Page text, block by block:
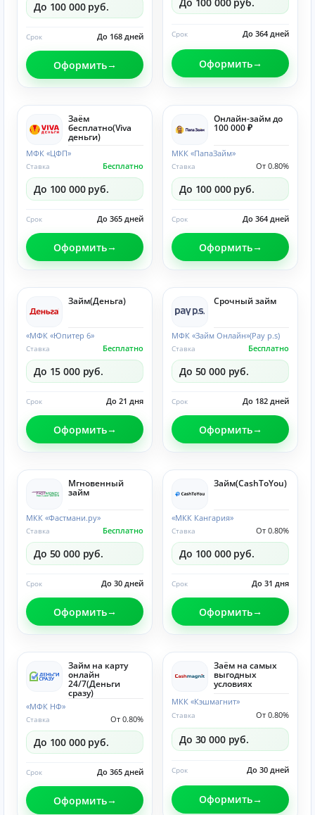
До 100 000 руб.
До 168 дней
Срок
Оформить
До 364 дней
Срок
Оформить
Заём
бесплатно(Viva
деньги)
МФК «ЦФП»
Бесплатно
Ставка
До 100 000 руб.
До 365 дней
Срок
Оформить
Онлайн-займ до
100 000 ₽
МКК «ПапаЗайм»
От 0.80%
Ставка
До 100 000 руб.
До 364 дней
Срок
Оформить
Займ(Деньга)
«МФК «Юпитер 6»
Бесплатно
Ставка
До 15 000 руб.
До 21 дня
Срок
Оформить
Срочный займ
МФК «Займ Онлайн»(Pay p.s)
Бесплатно
Ставка
До 50 000 руб.
До 182 дней
Срок
Оформить
Мгновенный
займ
МКК «Фастмани.ру»
Бесплатно
Ставка
До 50 000 руб.
До 30 дней
Срок
Оформить
Займ(CashToYou)
«МКК Кангария»
От 0.80%
Ставка
До 100 000 руб.
До 31 дня
Срок
Оформить
Займ на карту
онлайн
24/7(Деньги
сразу)
«МФК НФ»
От 0.80%
Ставка
До 100 000 руб.
До 365 дней
Срок
Оформить
Заём на самых
выгодных
условиях
МКК «Кэшмагнит»
От 0.80%
Ставка
До 30 000 руб.
До 30 дней
Срок
Оформить